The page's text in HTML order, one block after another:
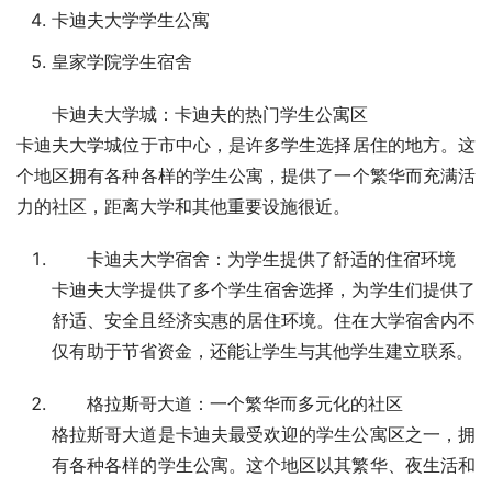
卡迪夫大学学生公寓
皇家学院学生宿舍
卡迪夫大学城：卡迪夫的热门学生公寓区
卡迪夫大学城位于市中心，是许多学生选择居住的地方。这
个地区拥有各种各样的学生公寓，提供了一个繁华而充满活
力的社区，距离大学和其他重要设施很近。
卡迪夫大学宿舍：为学生提供了舒适的住宿环境
卡迪夫大学提供了多个学生宿舍选择，为学生们提供了
舒适、安全且经济实惠的居住环境。住在大学宿舍内不
仅有助于节省资金，还能让学生与其他学生建立联系。
格拉斯哥大道：一个繁华而多元化的社区
格拉斯哥大道是卡迪夫最受欢迎的学生公寓区之一，拥
有各种各样的学生公寓。这个地区以其繁华、夜生活和